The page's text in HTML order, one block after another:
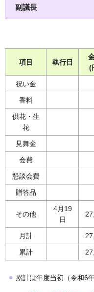
副議長
項目 執行日
(
祝い金
香料
供花・生
花
見舞金
会費
懇談会費
贈答品
その他
4月19
日
月計
累計
累計は年度当初（令和6